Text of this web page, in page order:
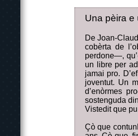
Una pèira e
De Joan-
cobèrta de
perdone—,
un libre per
jamai pro.
joventut. Un
d’enòrmes
sostenguda
Vistedit que
Çò que